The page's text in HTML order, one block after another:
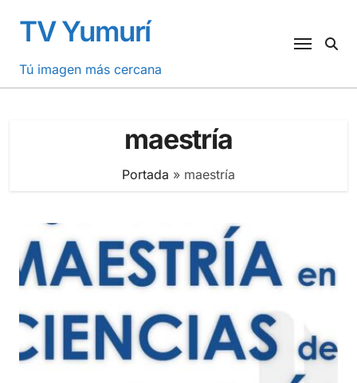
contenido
TV Yumurí
Tú imagen más cercana
maestría
Portada » maestría